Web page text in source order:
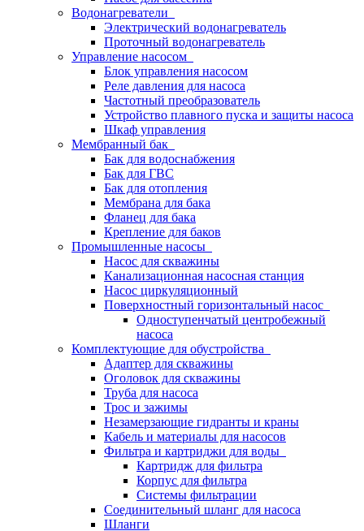
Водонагреватели
Электрический водонагреватель
Проточный водонагреватель
Управление насосом
Блок управления насосом
Реле давления для насоса
Частотный преобразователь
Устройство плавного пуска и защиты насоса
Шкаф управления
Мембранный бак
Бак для водоснабжения
Бак для ГВС
Бак для отопления
Мембрана для бака
Фланец для бака
Крепление для баков
Промышленные насосы
Насос для скважины
Канализационная насосная станция
Насос циркуляционный
Поверхностный горизонтальный насос
Одноступенчатый центробежный
насоса
Комплектующие для обустройства
Адаптер для скважины
Оголовок для скважины
Труба для насоса
Трос и зажимы
Незамерзающие гидранты и краны
Кабель и материалы для насосов
Фильтра и картриджи для воды
Картридж для фильтра
Корпус для фильтра
Системы фильтрации
Соединительный шланг для насоса
Шланги